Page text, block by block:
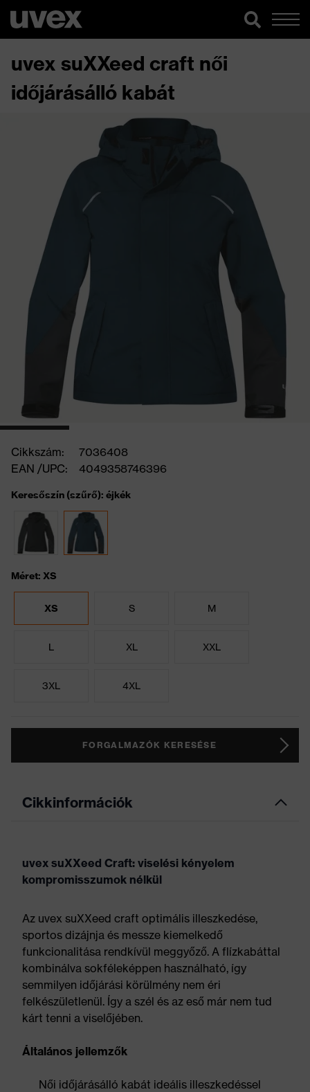
uvex suXXeed craft női
időjárásálló kabát
Cikkszám:
7036408
EAN /UPC:
4049358746396
Keresőszín (szűrő): éjkék
Méret: XS
XS S M
L XL XXL
3XL 4XL
FORGALMAZÓK KERESÉSE
Cikkinformációk
uvex suXXeed Craft: viselési kényelem
kompromisszumok nélkül
Az uvex suXXeed craft optimális illeszkedése,
sportos dizájnja és messze kiemelkedő
funkcionalitása rendkívül meggyőző. A flízkabáttal
kombinálva sokféleképpen használható, így
semmilyen időjárási körülmény nem éri
felkészületlenül. Így a szél és az eső már nem tud
kárt tenni a viselőjében.
Általános jellemzők
Női időjárásálló kabát ideális illeszkedéssel